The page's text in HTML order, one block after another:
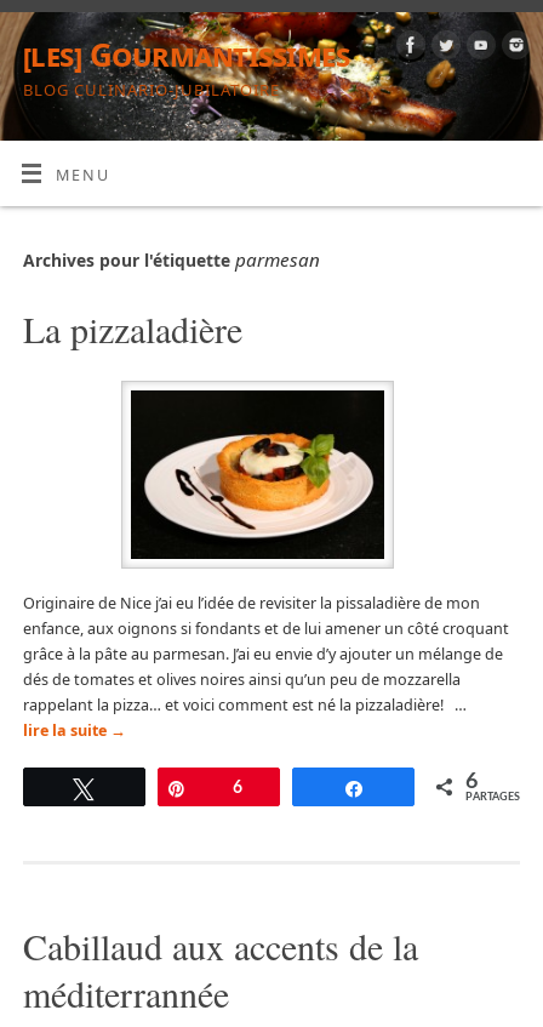
[les] Gourmantissimes
BLOG CULINARIO-JUBILATOIRE
MENU
Archives pour l'étiquette parmesan
La pizzaladière
Originaire de Nice j’ai eu l’idée de revisiter la pissaladière de mon
enfance, aux oignons si fondants et de lui amener un côté croquant
grâce à la pâte au parmesan. J’ai eu envie d’y ajouter un mélange de
dés de tomates et olives noires ainsi qu’un peu de mozzarella
rappelant la pizza… et voici comment est né la pizzaladière! …
lire la suite →
Tweetez Épingle
6 Partagez 6
PARTAGES
Cabillaud aux accents de la
méditerrannée